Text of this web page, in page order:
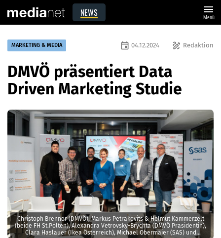
NEWS menu
Menü
Christoph Brenner (DMVÖ), Markus Petrakovits & Helmut Kammerzelt
(beide FH St.Pölten), Alexandra Vetrovsky-Brychta (DMVÖ Präsidentin),
Clara Haslauer (Ikea Österreich), Michael Obermaier (SAS) und
MARKETING & MEDIA draw Redaktion
event 04.12.2024
DMVÖ präsentiert Data
Driven Marketing Studie